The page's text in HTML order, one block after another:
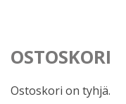
OSTOSKORI
Ostoskori on tyhjä.